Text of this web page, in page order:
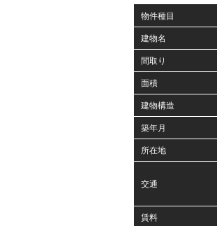
物件種目
建物名
間取り
面積
建物構造
築年月
所在地
交通
賃料